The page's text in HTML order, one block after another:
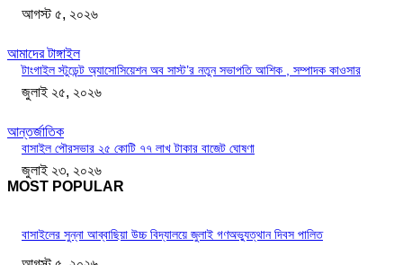
আগস্ট ৫, ২০২৬
আমাদের টাঙ্গাইল
টাংগাইল স্টুডেন্ট অ্যাসোসিয়েশন অব সাস্ট’র নতুন সভাপতি আশিক , সম্পাদক কাওসার
জুলাই ২৫, ২০২৬
আন্তর্জাতিক
বাসাইল পৌরসভার ২৫ কোটি ৭৭ লাখ টাকার বাজেট ঘোষণা
জুলাই ২৩, ২০২৬
MOST POPULAR
বাসাইলের সুন্না আব্বাছিয়া উচ্চ বিদ্যালয়ে জুলাই গণঅভ্যুত্থান দিবস পালিত